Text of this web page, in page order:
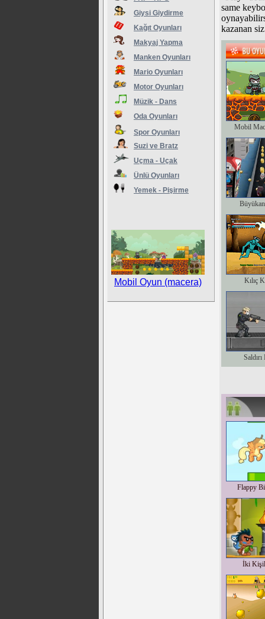
Giysi Giydirme
Kağıt Oyunları
Makyaj Yapma
Manken Oyunları
Mario Oyunları
Motor Oyunları
Müzik - Dans
Oda Oyunları
Spor Oyunları
Suzi ve Bratz
Uçma - Uçak
Ünlü Oyunları
Yemek - Pişirme
Mobil Oyun (macera)
same
kazanan
Mobil
Kılıç
Flappy
İki